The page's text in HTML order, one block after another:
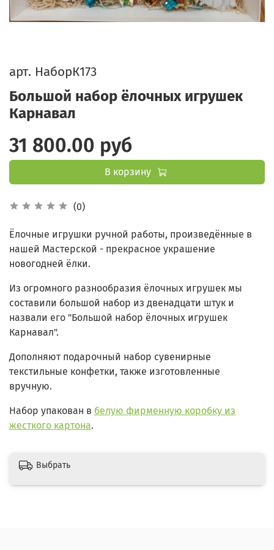
арт. НаборК173
Большой набор ёлочных игрушек
Карнавал
(0)
31 800.00 руб
В корзину
Ёлочные игрушки ручной работы, произведённые в
нашей Мастерской - прекрасное украшение
новогодней ёлки.
Из огромного разнообразия ёлочных игрушек мы
составили большой набор из двенадцати штук и
назвали его "Большой набор ёлочных игрушек
Карнавал".
Дополняют подарочный набор сувенирные
текстильные конфетки, также изготовленные
вручную.
Набор упакован в белую фирменную коробку из
жесткого картона.
Выбрать